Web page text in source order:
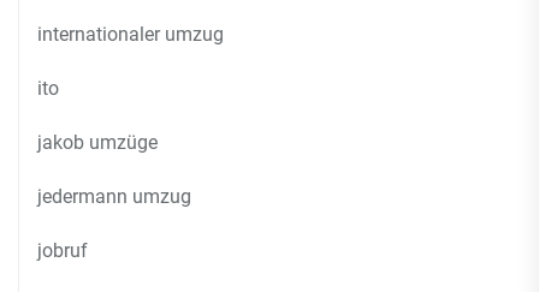
internationaler umzug
ito
jakob umzüge
jedermann umzug
jobruf